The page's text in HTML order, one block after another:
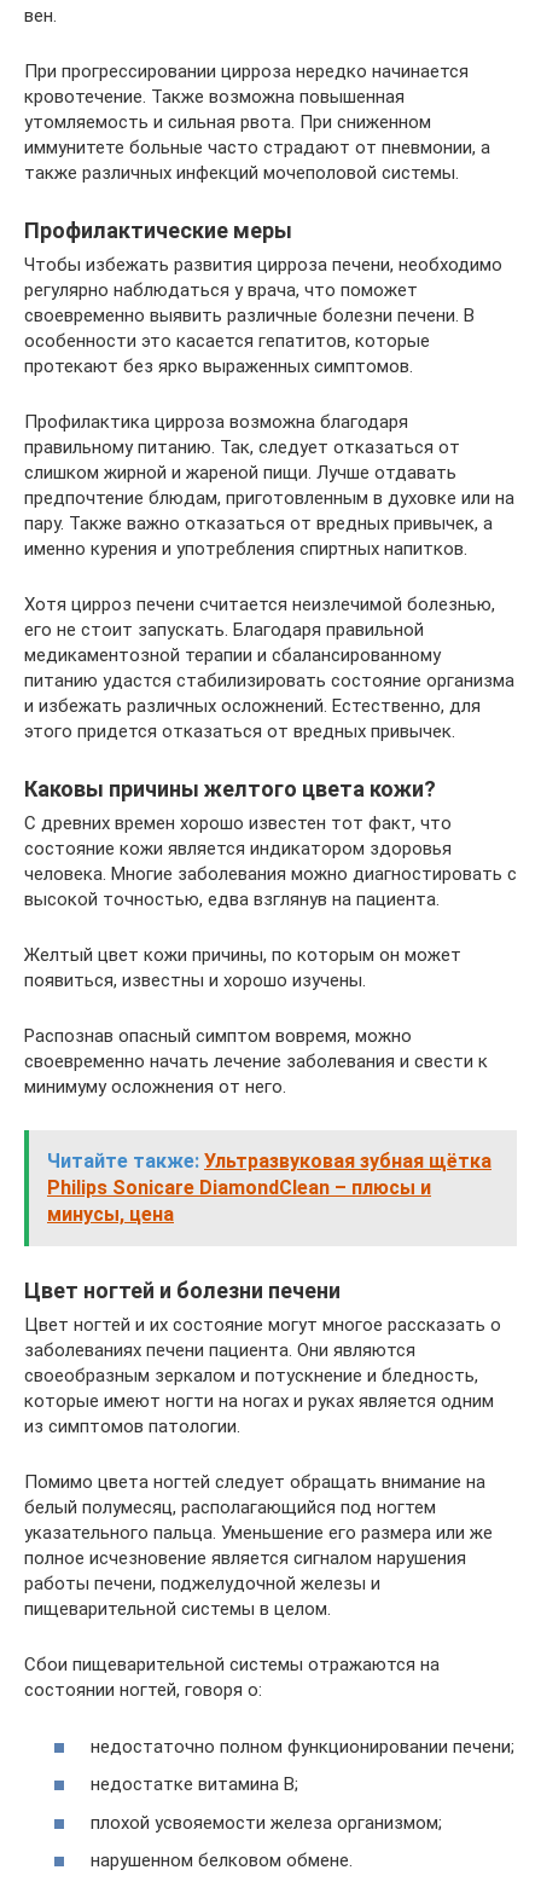
вен.
При прогрессировании цирроза нередко начинается
кровотечение. Также возможна повышенная
утомляемость и сильная рвота. При сниженном
иммунитете больные часто страдают от пневмонии, а
также различных инфекций мочеполовой системы.
Профилактические меры
Чтобы избежать развития цирроза печени, необходимо
регулярно наблюдаться у врача, что поможет
своевременно выявить различные болезни печени. В
особенности это касается гепатитов, которые
протекают без ярко выраженных симптомов.
Профилактика цирроза возможна благодаря
правильному питанию. Так, следует отказаться от
слишком жирной и жареной пищи. Лучше отдавать
предпочтение блюдам, приготовленным в духовке или на
пару. Также важно отказаться от вредных привычек, а
именно курения и употребления спиртных напитков.
Хотя цирроз печени считается неизлечимой болезнью,
его не стоит запускать. Благодаря правильной
медикаментозной терапии и сбалансированному
питанию удастся стабилизировать состояние организма
и избежать различных осложнений. Естественно, для
этого придется отказаться от вредных привычек.
Каковы причины желтого цвета кожи?
С древних времен хорошо известен тот факт, что
состояние кожи является индикатором здоровья
человека. Многие заболевания можно диагностировать с
высокой точностью, едва взглянув на пациента.
Желтый цвет кожи причины, по которым он может
появиться, известны и хорошо изучены.
Распознав опасный симптом вовремя, можно
своевременно начать лечение заболевания и свести к
минимуму осложнения от него.
Читайте также: Ультразвуковая зубная щётка
Philips Sonicare DiamondClean – плюсы и
минусы, цена
Цвет ногтей и болезни печени
Цвет ногтей и их состояние могут многое рассказать о
заболеваниях печени пациента. Они являются
своеобразным зеркалом и потускнение и бледность,
которые имеют ногти на ногах и руках является одним
из симптомов патологии.
Помимо цвета ногтей следует обращать внимание на
белый полумесяц, располагающийся под ногтем
указательного пальца. Уменьшение его размера или же
полное исчезновение является сигналом нарушения
работы печени, поджелудочной железы и
пищеварительной системы в целом.
Сбои пищеварительной системы отражаются на
состоянии ногтей, говоря о:
недостаточно полном функционировании печени;
недостатке витамина В;
плохой усвояемости железа организмом;
нарушенном белковом обмене.